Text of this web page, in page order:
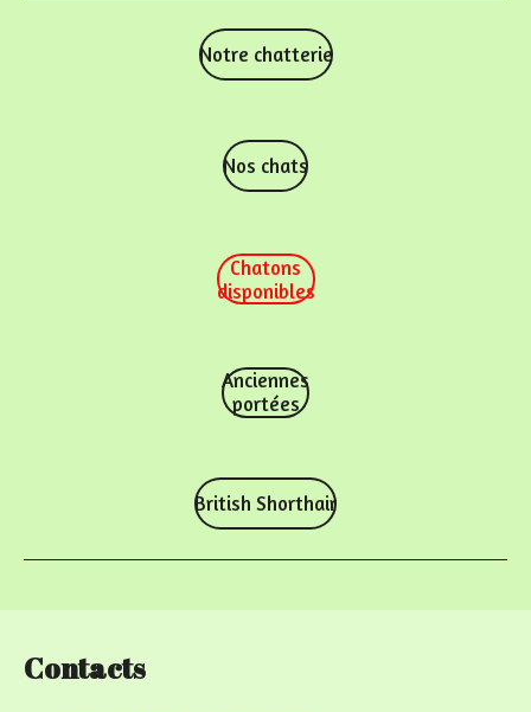
Notre chatterie
Nos chats
Chatons
disponibles
Anciennes
portées
British Shorthair
Contacts